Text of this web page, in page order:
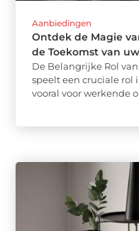
Aanbiedingen
Ontdek de Magie
de Toekomst van
De Belangrijke Rol
speelt een cruciale rol
vooral voor werkende